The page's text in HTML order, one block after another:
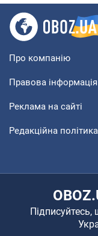
Про компанію
Правова інформація
Реклама на сайті
Редакційна політика
Підписуйтесь,